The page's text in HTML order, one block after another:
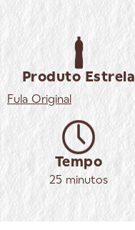
Produto Estrela
Fula Original
Tempo
25 minutos